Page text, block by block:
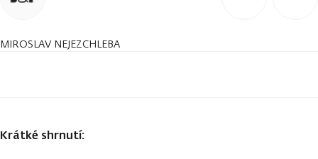
MIROSLAV NEJEZCHLEBA
Krátké shrnutí: